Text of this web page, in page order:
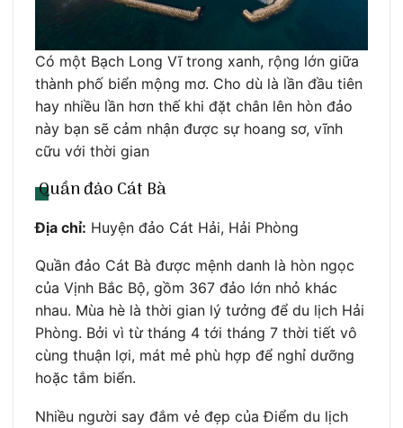
Có một Bạch Long Vĩ trong xanh, rộng lớn giữa
thành phố biển mộng mơ. Cho dù là lần đầu tiên
hay nhiều lần hơn thế khi đặt chân lên hòn đảo
này bạn sẽ cảm nhận được sự hoang sơ, vĩnh
cữu với thời gian
Quần đảo Cát Bà
Địa chỉ: Huyện đảo Cát Hải, Hải Phòng
Quần đảo Cát Bà được mệnh danh là hòn ngọc
của Vịnh Bắc Bộ, gồm 367 đảo lớn nhỏ khác
nhau. Mùa hè là thời gian lý tưởng để du lịch Hải
Phòng. Bởi vì từ tháng 4 tới tháng 7 thời tiết vô
cùng thuận lợi, mát mẻ phù hợp để nghỉ dưỡng
hoặc tắm biển.
Nhiều người say đắm vẻ đẹp của Điểm du lịch